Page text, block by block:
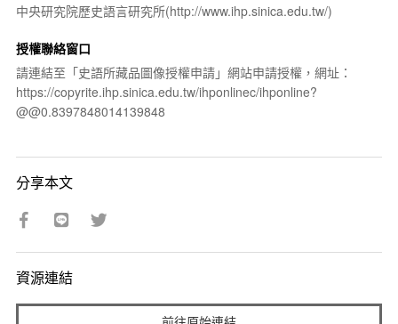
中央研究院歷史語言研究所(http://www.ihp.sinica.edu.tw/)
授權聯絡窗口
請連結至「史語所藏品圖像授權申請」網站申請授權，網址：
https://copyrite.ihp.sinica.edu.tw/ihponlinec/ihponline?
@@0.8397848014139848
分享本文
資源連結